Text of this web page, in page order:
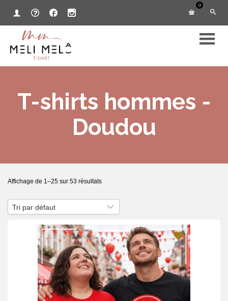
0
T-shirts hommes -
Doudou
Affichage de 1–25 sur 53 résultats